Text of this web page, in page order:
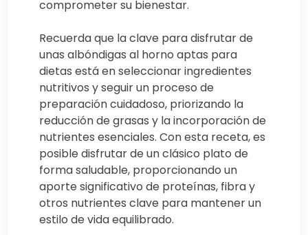
comprometer su bienestar.
Recuerda que la clave para disfrutar de
unas albóndigas al horno aptas para
dietas está en seleccionar ingredientes
nutritivos y seguir un proceso de
preparación cuidadoso, priorizando la
reducción de grasas y la incorporación de
nutrientes esenciales. Con esta receta, es
posible disfrutar de un clásico plato de
forma saludable, proporcionando un
aporte significativo de proteínas, fibra y
otros nutrientes clave para mantener un
estilo de vida equilibrado.